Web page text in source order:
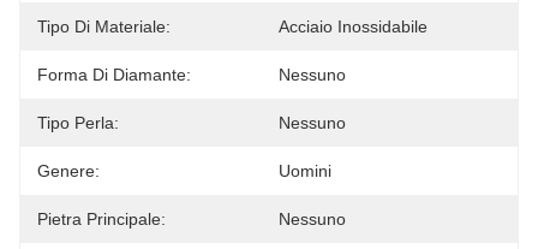
Tipo Di Materiale: Acciaio Inossidabile
Forma Di Diamante: Nessuno
Tipo Perla: Nessuno
Genere: Uomini
Pietra Principale: Nessuno